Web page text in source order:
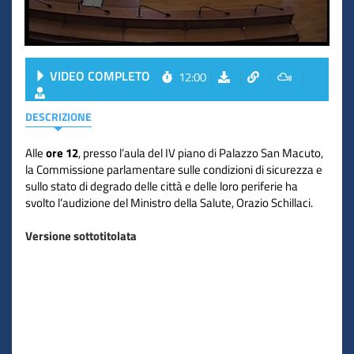
VIDEO COMPLETO 12:00
DESCRIZIONE
Alleore 12, presso l’aula del IV piano di Palazzo San Macuto,
la Commissione parlamentare sulle condizioni di sicurezza e
sullo stato di degrado delle città e delle loro periferie ha
svolto l’audizione del Ministro della Salute, Orazio Schillaci.
Versione sottotitolata